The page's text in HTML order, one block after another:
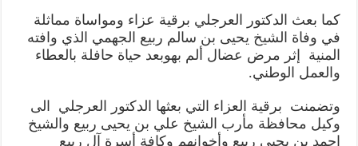
كما بعث الدكتور العرجلي برقية عزاء ومواساة مماثلة
في وفاة الشيخ يحيى بن سالم ربيع الجهمي الذي وافته
المنية
إثر مرض عضال ألم بهوبعد حياة حافلة بالعطاء
والعمل الوطني.
وتضمنت برقية العزاء التي بعثها الدكتور العرجلي
الى
وكيل محافظة مأرب الشيخ علي بن يحيى ربيع والشيخ
احمد بن يحيى ربيع وأخوانهم وكافة أسرة آل ربيع